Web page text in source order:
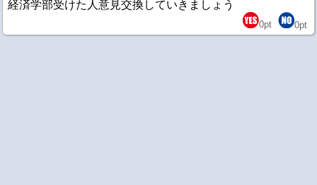
経済学部受けた人意見交換していきましょう
0pt 0pt